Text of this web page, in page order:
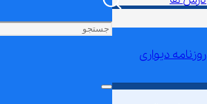
روزنامه دیواری